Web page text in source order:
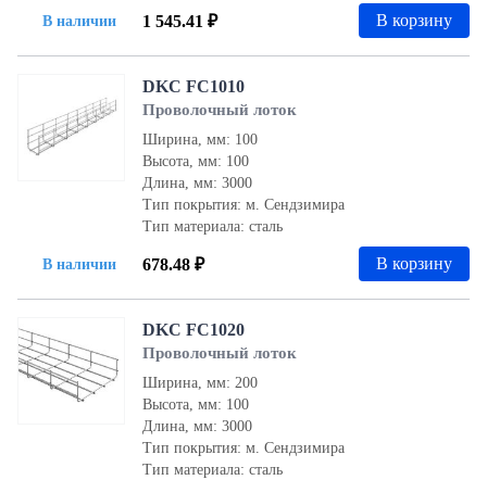
В наличии 1 545.41 ₽ В корзину
В наличии
DKC FC1010
Проволочный лоток
Ширина, мм: 100
Высота, мм: 100
Длина, мм: 3000
Тип покрытия: м. Сендзимира
Тип материала: сталь
678.48 ₽ В корзину
DKC FC1020
Проволочный лоток
Ширина, мм: 200
Высота, мм: 100
Длина, мм: 3000
Тип покрытия: м. Сендзимира
Тип материала: сталь